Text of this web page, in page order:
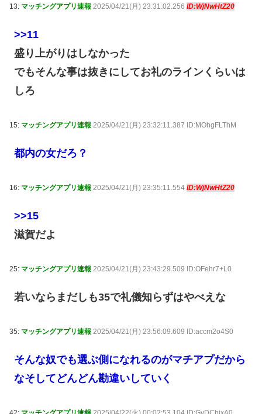
13: マッチングアプリ速報 2025/04/21(月) 23:31:02.256 ID:WjNwHtZ20
>>11
盛り上がりはしなかった
でもそんな事は抜きにしてお礼のラインくらいは
しろ
15: マッチングアプリ速報 2025/04/21(月) 23:32:11.387 ID:MOhgFLThM
都内の女だろ？
16: マッチングアプリ速報 2025/04/21(月) 23:35:11.554 ID:WjNwHtZ20
>>15
滋賀だよ
25: マッチングアプリ速報 2025/04/21(月) 23:43:29.509 ID:OFehr7+L0
若いならまだしも35で礼儀知らずはやべえな
35: マッチングアプリ速報 2025/04/21(月) 23:56:09.609 ID:accm2o4S0
そんな奴でも選ぶ側になれるのがマチアプだから
なそしてどんどん勘違いしていく